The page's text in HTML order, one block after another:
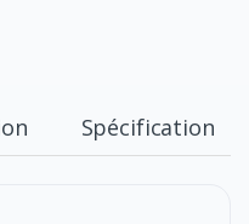
Spécification